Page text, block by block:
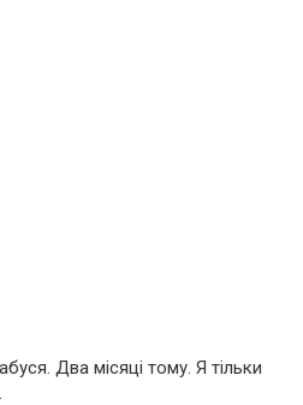
Два місяці тому. Я тільки